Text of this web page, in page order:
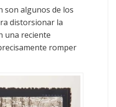
son algunos de los
distorsionar la
una reciente
romper